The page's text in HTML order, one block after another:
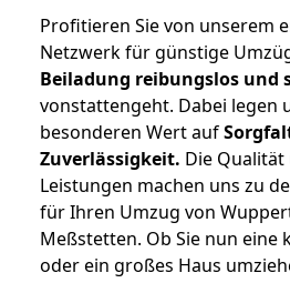
Profitieren Sie von unserem
Netzwerk für günstige
Beiladung reibungslos und
vonstattengeht. Dabei legen
besonderen Wert auf
Zuverlässigkeit. Die
Leistungen machen uns zu
für Ihren Umzug von
Meßstetten. Ob Sie nun eine
oder ein großes Haus